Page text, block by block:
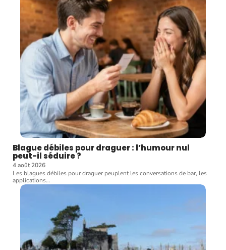
Blague débiles pour draguer : l’humour nul
peut-il séduire ?
4 août 2026
Les blagues débiles pour draguer peuplent les conversations de bar, les
applications…